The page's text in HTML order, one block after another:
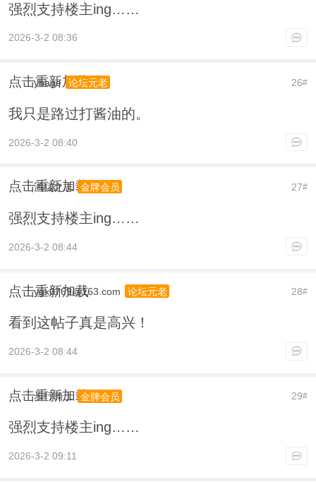
强烈支持楼主ing……
2026-3-2 08:36
点击重新加载 26#
yhage 论坛元老
我只是路过打酱油的。
2026-3-2 08:40
点击重新加载 27#
鸿猛之志 金牌会员
强烈支持楼主ing……
2026-3-2 08:44
点击重新加载 28#
ygx0769@163.com 论坛元老
看到这帖子真是高兴！
2026-3-2 08:44
点击重新加载 29#
步行骑士 金牌会员
强烈支持楼主ing……
2026-3-2 09:11